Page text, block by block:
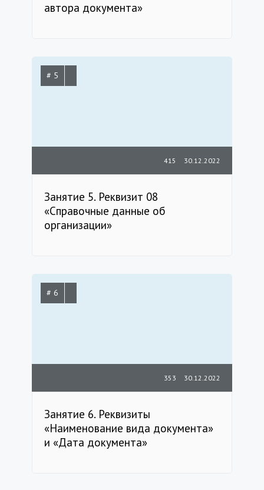
автора документа»
# 5
30.12.2022
415
Занятие 5. Реквизит 08
«Справочные данные об
организации»
# 6
30.12.2022
353
Занятие 6. Реквизиты
«Наименование вида документа»
и «Дата документа»